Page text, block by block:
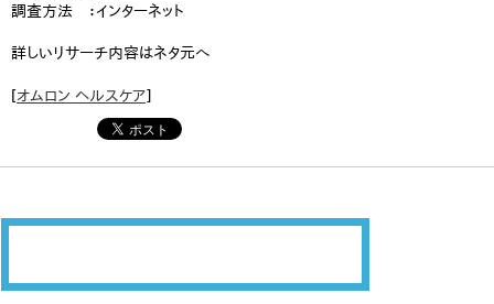
調査方法 ：インターネット
詳しいリサーチ内容はネタ元へ
[オムロン ヘルスケア]